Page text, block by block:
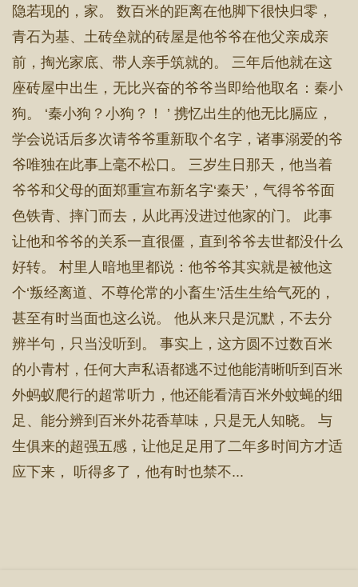
隐若现的，家。 数百米的距离在他脚下很快归零，
青石为基、土砖垒就的砖屋是他爷爷在他父亲成亲
前，掏光家底、带人亲手筑就的。 三年后他就在这
座砖屋中出生，无比兴奋的爷爷当即给他取名：秦小
狗。 ‘秦小狗？小狗？！ ’ 携忆出生的他无比膈应，
学会说话后多次请爷爷重新取个名字，诸事溺爱的爷
爷唯独在此事上毫不松口。 三岁生日那天，他当着
爷爷和父母的面郑重宣布新名字‘秦天’，气得爷爷面
色铁青、摔门而去，从此再没进过他家的门。 此事
让他和爷爷的关系一直很僵，直到爷爷去世都没什么
好转。 村里人暗地里都说：他爷爷其实就是被他这
个‘叛经离道、不尊伦常的小畜生’活生生给气死的，
甚至有时当面也这么说。 他从来只是沉默，不去分
辨半句，只当没听到。 事实上，这方圆不过数百米
的小青村，任何大声私语都逃不过他能清晰听到百米
外蚂蚁爬行的超常听力，他还能看清百米外蚊蝇的细
足、能分辨到百米外花香草味，只是无人知晓。 与
生俱来的超强五感，让他足足用了二年多时间方才适
应下来， 听得多了，他有时也禁不...